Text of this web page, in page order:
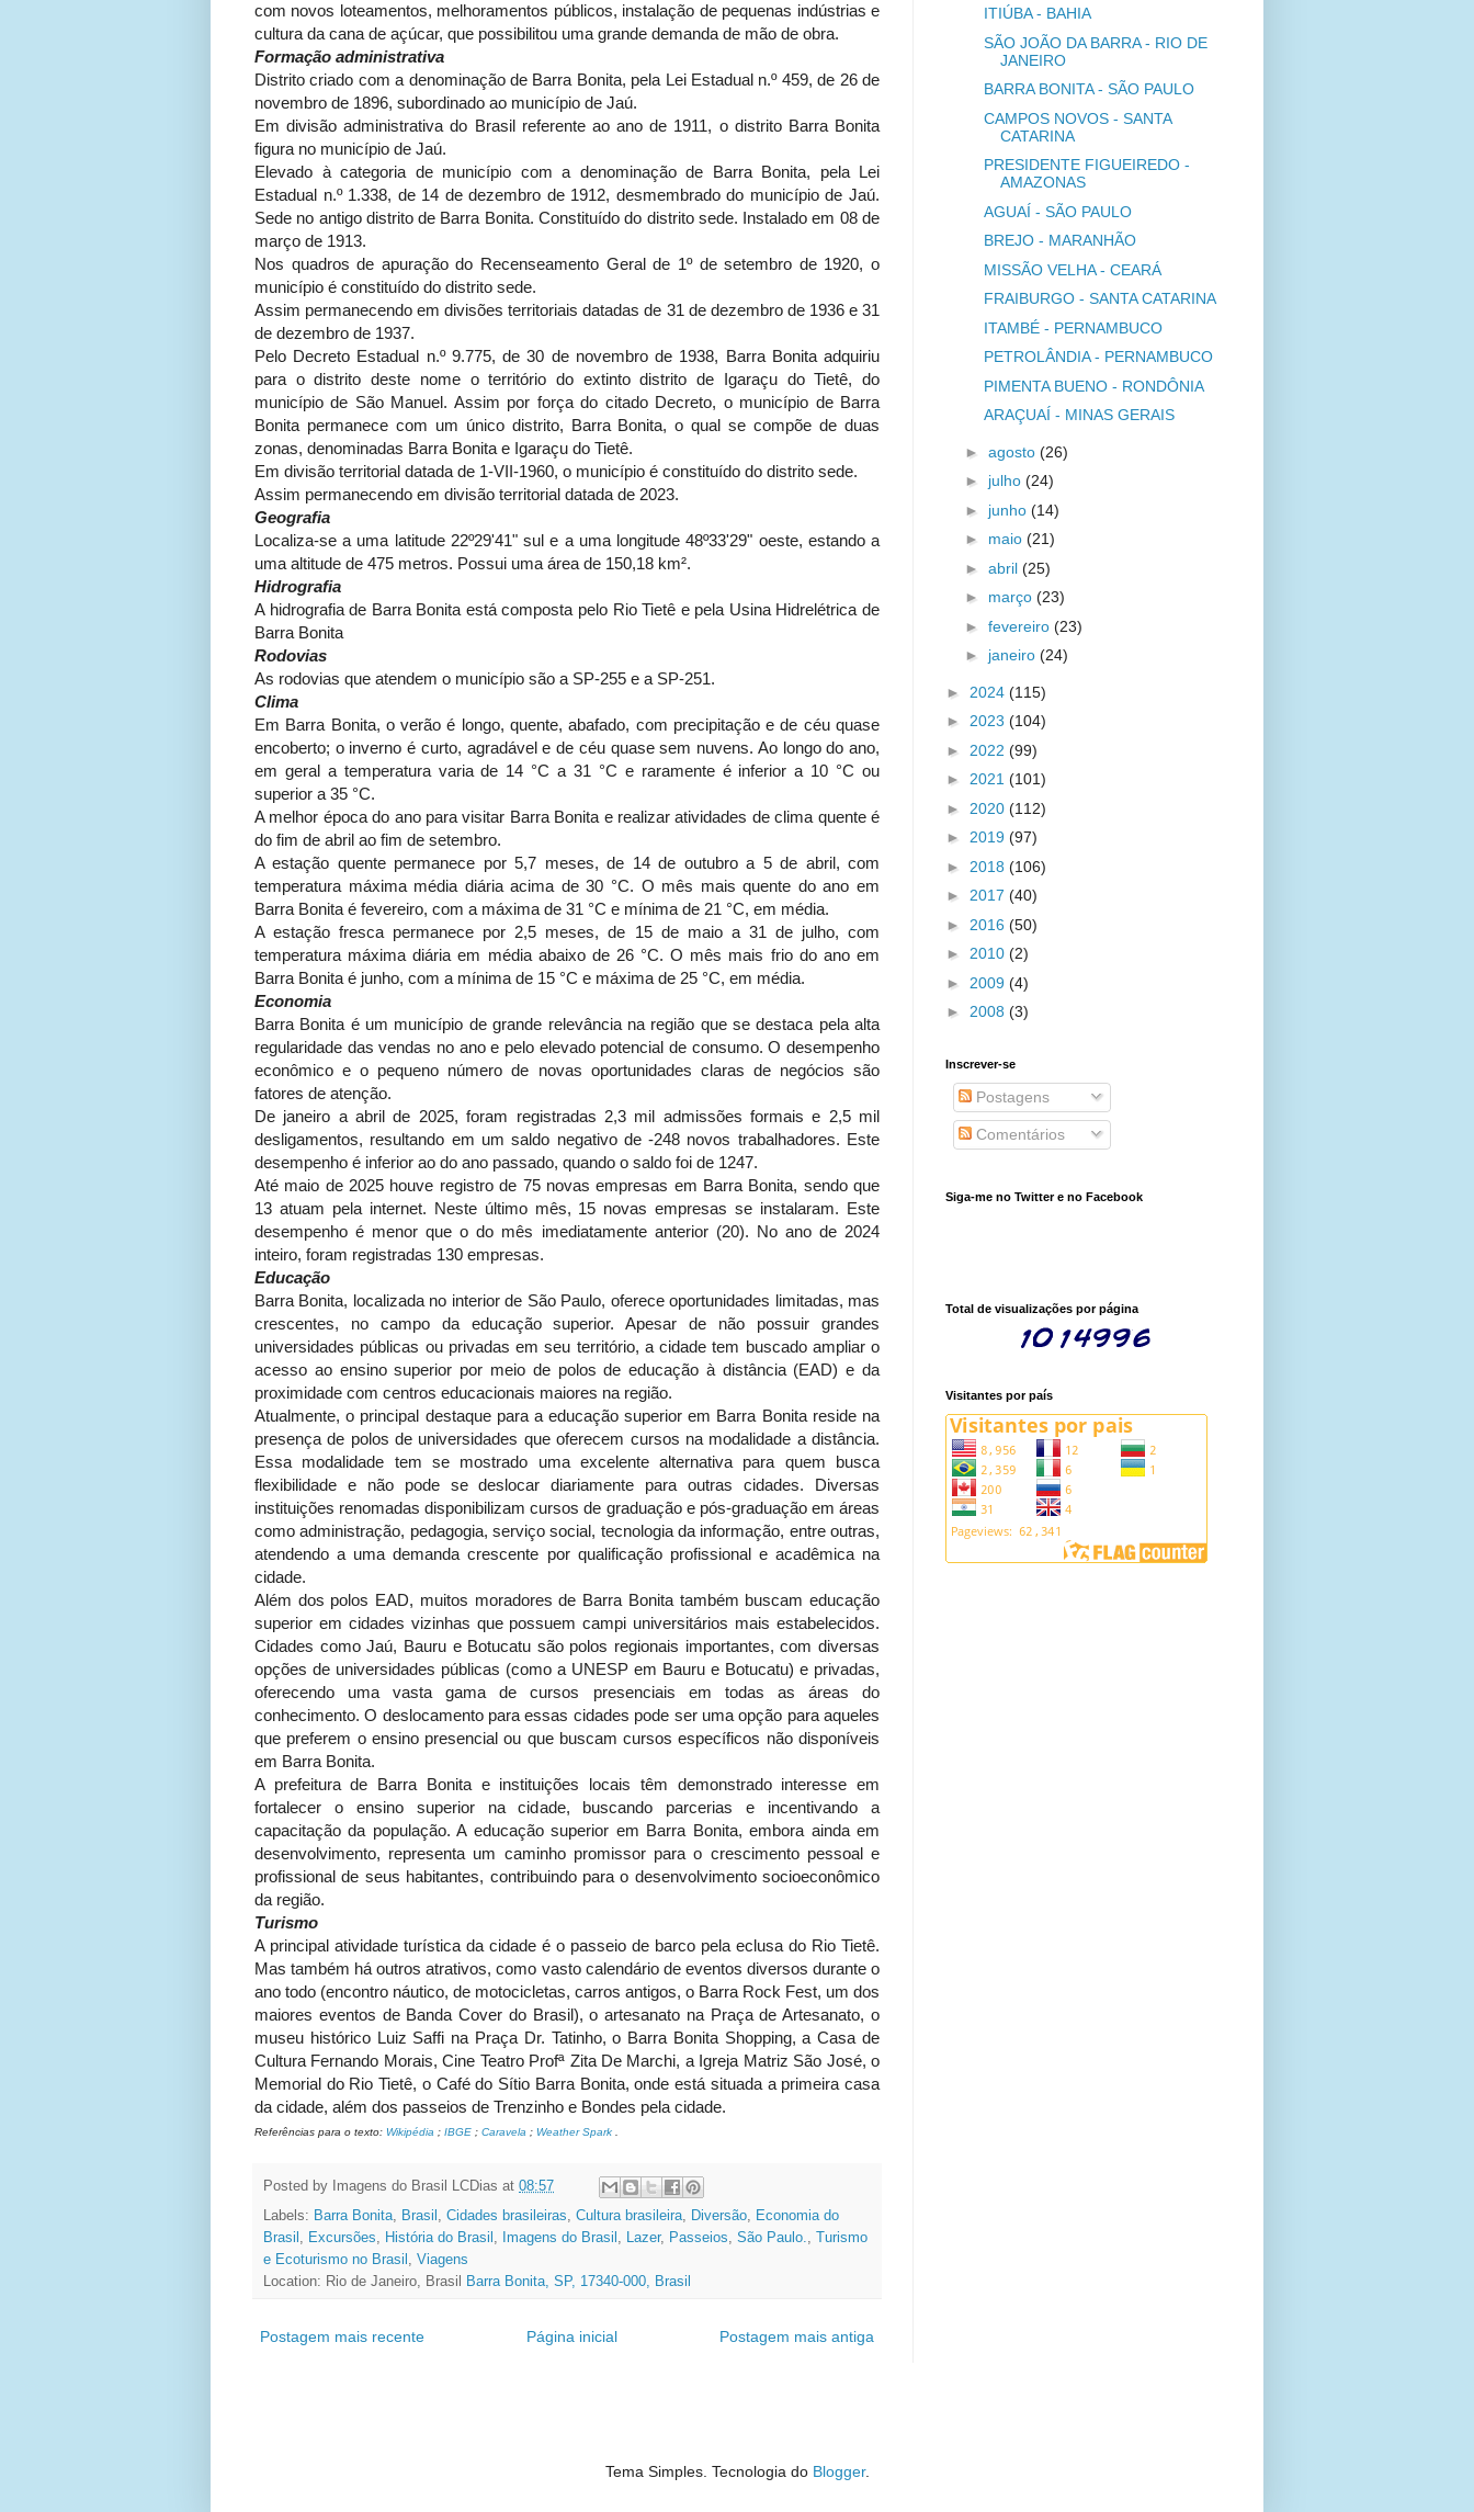
com novos loteamentos, melhoramentos públicos, instalação de pequenas indústrias e
cultura da cana de açúcar, que possibilitou uma grande demanda de mão de obra.
Formação administrativa
Distrito criado com a denominação de Barra Bonita, pela Lei Estadual n.º 459, de 26 de
novembro de 1896, subordinado ao município de Jaú.
Em divisão administrativa do Brasil referente ao ano de 1911, o distrito Barra Bonita
figura no município de Jaú.
Elevado à categoria de município com a denominação de Barra Bonita, pela Lei
Estadual n.º 1.338, de 14 de dezembro de 1912, desmembrado do município de Jaú.
Sede no antigo distrito de Barra Bonita. Constituído do distrito sede. Instalado em 08 de
março de 1913.
Nos quadros de apuração do Recenseamento Geral de 1º de setembro de 1920, o
município é constituído do distrito sede.
Assim permanecendo em divisões territoriais datadas de 31 de dezembro de 1936 e 31
de dezembro de 1937.
Pelo Decreto Estadual n.º 9.775, de 30 de novembro de 1938, Barra Bonita adquiriu
para o distrito deste nome o território do extinto distrito de Igaraçu do Tietê, do
município de São Manuel. Assim por força do citado Decreto, o município de Barra
Bonita permanece com um único distrito, Barra Bonita, o qual se compõe de duas
zonas, denominadas Barra Bonita e Igaraçu do Tietê.
Em divisão territorial datada de 1-VII-1960, o município é constituído do distrito sede.
Assim permanecendo em divisão territorial datada de 2023.
Geografia
Localiza-se a uma latitude 22º29'41" sul e a uma longitude 48º33'29" oeste, estando a
uma altitude de 475 metros. Possui uma área de 150,18 km².
Hidrografia
A hidrografia de Barra Bonita está composta pelo Rio Tietê e pela Usina Hidrelétrica de
Barra Bonita
Rodovias
As rodovias que atendem o município são a SP-255 e a SP-251.
Clima
Em Barra Bonita, o verão é longo, quente, abafado, com precipitação e de céu quase
encoberto; o inverno é curto, agradável e de céu quase sem nuvens. Ao longo do ano,
em geral a temperatura varia de 14 °C a 31 °C e raramente é inferior a 10 °C ou
superior a 35 °C.
A melhor época do ano para visitar Barra Bonita e realizar atividades de clima quente é
do fim de abril ao fim de setembro.
A estação quente permanece por 5,7 meses, de 14 de outubro a 5 de abril, com
temperatura máxima média diária acima de 30 °C. O mês mais quente do ano em
Barra Bonita é fevereiro, com a máxima de 31 °C e mínima de 21 °C, em média.
A estação fresca permanece por 2,5 meses, de 15 de maio a 31 de julho, com
temperatura máxima diária em média abaixo de 26 °C. O mês mais frio do ano em
Barra Bonita é junho, com a mínima de 15 °C e máxima de 25 °C, em média.
Economia
Barra Bonita é um município de grande relevância na região que se destaca pela alta
regularidade das vendas no ano e pelo elevado potencial de consumo. O desempenho
econômico e o pequeno número de novas oportunidades claras de negócios são
fatores de atenção.
De janeiro a abril de 2025, foram registradas 2,3 mil admissões formais e 2,5 mil
desligamentos, resultando em um saldo negativo de -248 novos trabalhadores. Este
desempenho é inferior ao do ano passado, quando o saldo foi de 1247.
Até maio de 2025 houve registro de 75 novas empresas em Barra Bonita, sendo que
13 atuam pela internet. Neste último mês, 15 novas empresas se instalaram. Este
desempenho é menor que o do mês imediatamente anterior (20). No ano de 2024
inteiro, foram registradas 130 empresas.
Educação
Barra Bonita, localizada no interior de São Paulo, oferece oportunidades limitadas, mas
crescentes, no campo da educação superior. Apesar de não possuir grandes
universidades públicas ou privadas em seu território, a cidade tem buscado ampliar o
acesso ao ensino superior por meio de polos de educação à distância (EAD) e da
proximidade com centros educacionais maiores na região.
Atualmente, o principal destaque para a educação superior em Barra Bonita reside na
presença de polos de universidades que oferecem cursos na modalidade a distância.
Essa modalidade tem se mostrado uma excelente alternativa para quem busca
flexibilidade e não pode se deslocar diariamente para outras cidades. Diversas
instituições renomadas disponibilizam cursos de graduação e pós-graduação em áreas
como administração, pedagogia, serviço social, tecnologia da informação, entre outras,
atendendo a uma demanda crescente por qualificação profissional e acadêmica na
cidade.
Além dos polos EAD, muitos moradores de Barra Bonita também buscam educação
superior em cidades vizinhas que possuem campi universitários mais estabelecidos.
Cidades como Jaú, Bauru e Botucatu são polos regionais importantes, com diversas
opções de universidades públicas (como a UNESP em Bauru e Botucatu) e privadas,
oferecendo uma vasta gama de cursos presenciais em todas as áreas do
conhecimento. O deslocamento para essas cidades pode ser uma opção para aqueles
que preferem o ensino presencial ou que buscam cursos específicos não disponíveis
em Barra Bonita.
A prefeitura de Barra Bonita e instituições locais têm demonstrado interesse em
fortalecer o ensino superior na cidade, buscando parcerias e incentivando a
capacitação da população. A educação superior em Barra Bonita, embora ainda em
desenvolvimento, representa um caminho promissor para o crescimento pessoal e
profissional de seus habitantes, contribuindo para o desenvolvimento socioeconômico
da região.
Turismo
A principal atividade turística da cidade é o passeio de barco pela eclusa do Rio Tietê.
Mas também há outros atrativos, como vasto calendário de eventos diversos durante o
ano todo (encontro náutico, de motocicletas, carros antigos, o Barra Rock Fest, um dos
maiores eventos de Banda Cover do Brasil), o artesanato na Praça de Artesanato, o
museu histórico Luiz Saffi na Praça Dr. Tatinho, o Barra Bonita Shopping, a Casa de
Cultura Fernando Morais, Cine Teatro Profª Zita De Marchi, a Igreja Matriz São José, o
Memorial do Rio Tietê, o Café do Sítio Barra Bonita, onde está situada a primeira casa
da cidade, além dos passeios de Trenzinho e Bondes pela cidade.
Referências para o texto: Wikipédia ; IBGE ; Caravela ; Weather Spark .
Posted by Imagens do Brasil LCDias at 08:57
Labels: Barra Bonita Brasil Cidades brasileiras Cultura brasileira Diversão
Economia do
Brasil
Excursões História do Brasil Imagens do Brasil Lazer, Passeios São Paulo.
Turismo
e Ecoturismo no Brasil
Viagens
Location: Rio de Janeiro, Brasil
Barra Bonita, SP, 17340-000, Brasil
Postagem mais recente Postagem mais antiga
Página inicial
ITIÚBA - BAHIA
SÃO JOÃO DA BARRA - RIO DE
JANEIRO
BARRA BONITA - SÃO PAULO
CAMPOS NOVOS - SANTA
CATARINA
PRESIDENTE FIGUEIREDO -
AMAZONAS
AGUAÍ - SÃO PAULO
BREJO - MARANHÃO
MISSÃO VELHA - CEARÁ
FRAIBURGO - SANTA CATARINA
ITAMBÉ - PERNAMBUCO
PETROLÂNDIA - PERNAMBUCO
PIMENTA BUENO - RONDÔNIA
ARAÇUAÍ - MINAS GERAIS
► agosto (26)
► julho (24)
► junho (14)
► maio (21)
► abril (25)
► março (23)
► fevereiro (23)
► janeiro (24)
► 2024 (115)
► 2023 (104)
► 2022 (99)
► 2021 (101)
► 2020 (112)
► 2019 (97)
► 2018 (106)
► 2017 (40)
► 2016 (50)
► 2010 (2)
► 2009 (4)
► 2008 (3)
Inscrever-se
Postagens
Comentários
Siga-me no Twitter e no Facebook
Total de visualizações por página
Visitantes por país
Tema Simples. Tecnologia do Blogger.